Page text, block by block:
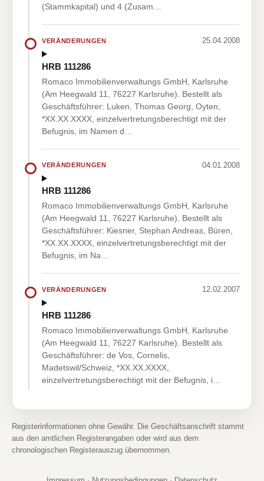
(Stammkapital) und 4 (Zusam…
VERÄNDERUNGEN 25.04.2008
HRB 111286
Romaco Immobilienverwaltungs GmbH, Karlsruhe
(Am Heegwald 11, 76227 Karlsruhe). Bestellt als
Geschäftsführer: Luken, Thomas Georg, Oyten,
*XX.XX.XXXX, einzelvertretungsberechtigt mit der
Befugnis, im Namen d…
VERÄNDERUNGEN 04.01.2008
HRB 111286
Romaco Immobilienverwaltungs GmbH, Karlsruhe
(Am Heegwald 11, 76227 Karlsruhe). Bestellt als
Geschäftsführer: Kiesner, Stephan Andreas, Büren,
*XX.XX.XXXX, einzelvertretungsberechtigt mit der
Befugnis, im Na…
VERÄNDERUNGEN 12.02.2007
HRB 111286
Romaco Immobilienverwaltungs GmbH, Karlsruhe
(Am Heegwald 11, 76227 Karlsruhe). Bestellt als
Geschäftsführer: de Vos, Cornelis,
Madetswil/Schweiz, *XX.XX.XXXX,
einzelvertretungsberechtigt mit der Befugnis, i…
Registerinformationen ohne Gewähr. Die Geschäftsanschrift stammt
aus den amtlichen Registerangaben oder wird aus dem
chronologischen Registerauszug übernommen.